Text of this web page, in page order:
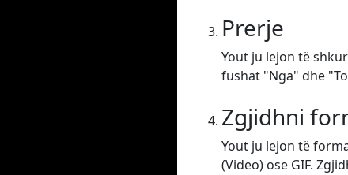
Prerje
Yout ju lejon të
fushat "Nga" dhe
Zgjidhni
Yout ju lejon të
(Video) ose GIF.